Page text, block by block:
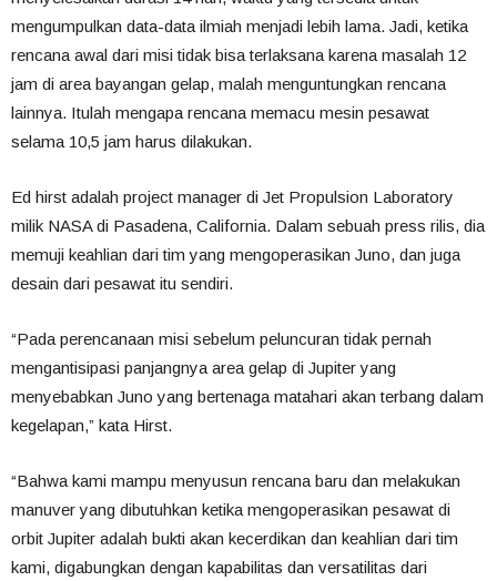
mengumpulkan data-data ilmiah menjadi lebih lama. Jadi, ketika
rencana awal dari misi tidak bisa terlaksana karena masalah 12
jam di area bayangan gelap, malah menguntungkan rencana
lainnya. Itulah mengapa rencana memacu mesin pesawat
selama 10,5 jam harus dilakukan.
Ed hirst adalah project manager di Jet Propulsion Laboratory
milik NASA di Pasadena, California. Dalam sebuah press rilis, dia
memuji keahlian dari tim yang mengoperasikan Juno, dan juga
desain dari pesawat itu sendiri.
“Pada perencanaan misi sebelum peluncuran tidak pernah
mengantisipasi panjangnya area gelap di Jupiter yang
menyebabkan Juno yang bertenaga matahari akan terbang dalam
kegelapan,” kata Hirst.
“Bahwa kami mampu menyusun rencana baru dan melakukan
manuver yang dibutuhkan ketika mengoperasikan pesawat di
orbit Jupiter adalah bukti akan kecerdikan dan keahlian dari tim
kami, digabungkan dengan kapabilitas dan versatilitas dari